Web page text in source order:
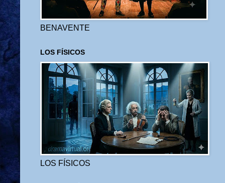
BENAVENTE
LOS FÍSICOS
LOS FÍSICOS